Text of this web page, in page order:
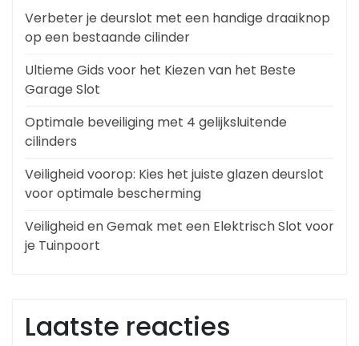
Verbeter je deurslot met een handige draaiknop
op een bestaande cilinder
Ultieme Gids voor het Kiezen van het Beste
Garage Slot
Optimale beveiliging met 4 gelijksluitende
cilinders
Veiligheid voorop: Kies het juiste glazen deurslot
voor optimale bescherming
Veiligheid en Gemak met een Elektrisch Slot voor
je Tuinpoort
Laatste reacties